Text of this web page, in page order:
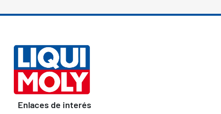
Enlaces de interés